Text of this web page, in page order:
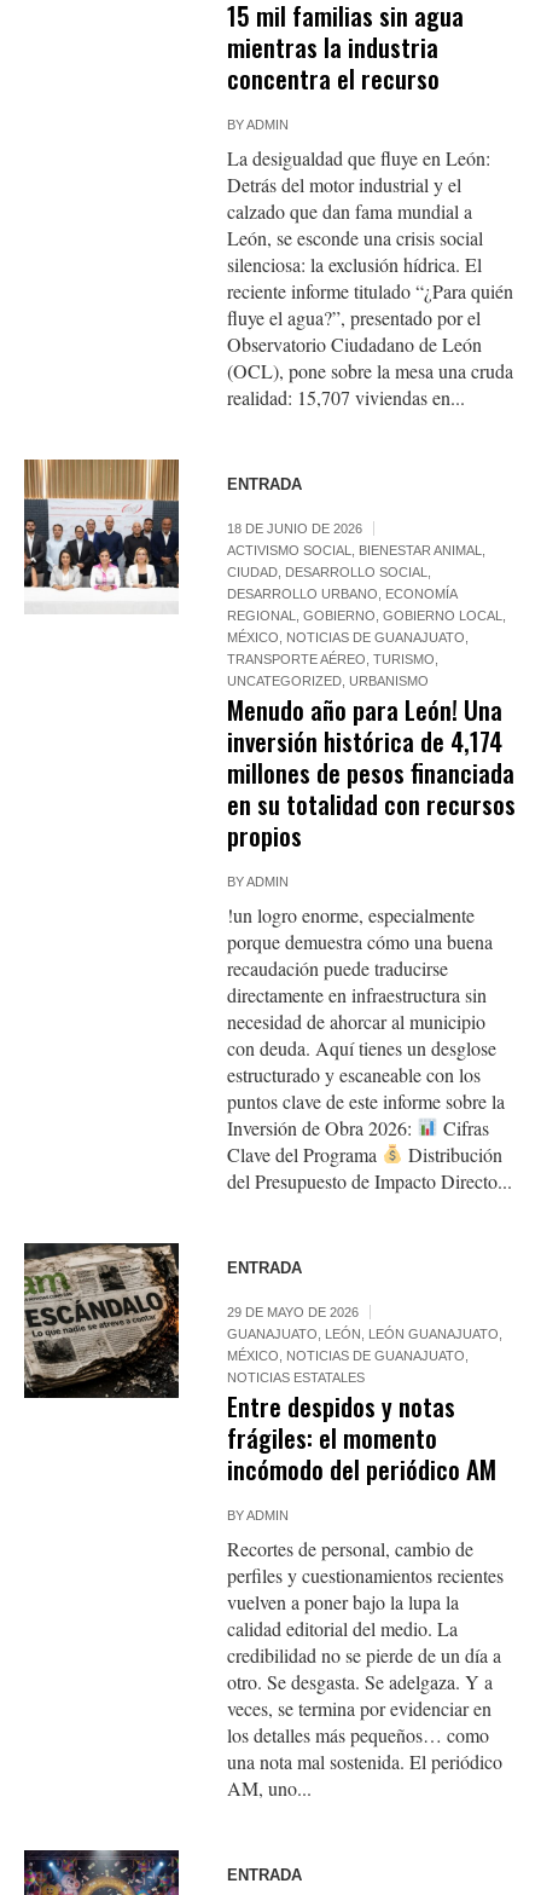
15 mil familias sin agua
mientras la industria
concentra el recurso
BYADMIN
La desigualdad que fluye en León:
Detrás del motor industrial y el
calzado que dan fama mundial a
León, se esconde una crisis social
silenciosa: la exclusión hídrica. El
reciente informe titulado “¿Para quién
fluye el agua?”, presentado por el
Observatorio Ciudadano de León
(OCL), pone sobre la mesa una cruda
realidad: 15,707 viviendas en...
ENTRADA
18 DE JUNIO DE 2026
ACTIVISMO SOCIAL
BIENESTAR ANIMAL
CIUDAD DESARROLLO SOCIAL
DESARROLLO URBANO
ECONOMÍA
REGIONAL
,GOBIERNO ,GOBIERNO LOCAL
MÉXICO
NOTICIAS DE GUANAJUATO
TRANSPORTE AÉREO ,TURISMO
UNCATEGORIZED ,URBANISMO
Menudo año para León! Una
inversión histórica de 4,174
millones de pesos financiada
en su totalidad con recursos
propios
BYADMIN
!un logro enorme, especialmente
porque demuestra cómo una buena
recaudación puede traducirse
directamente en infraestructura sin
necesidad de ahorcar al municipio
con deuda. Aquí tienes un desglose
estructurado y escaneable con los
puntos clave de este informe sobre la
Inversión de Obra 2026:
Cifras
Clave del Programa
Distribución
del Presupuesto de Impacto Directo...
ENTRADA
29 DE MAYO DE 2026
GUANAJUATO
LEÓN LEÓN GUANAJUATO
MÉXICO
NOTICIAS DE GUANAJUATO
NOTICIAS ESTATALES
Entre despidos y notas
frágiles: el momento
incómodo del periódico AM
BYADMIN
Recortes de personal, cambio de
perfiles y cuestionamientos recientes
vuelven a poner bajo la lupa la
calidad editorial del medio. La
credibilidad no se pierde de un día a
otro. Se desgasta. Se adelgaza. Y a
veces, se termina por evidenciar en
los detalles más pequeños… como
una nota mal sostenida. El periódico
AM, uno...
ENTRADA